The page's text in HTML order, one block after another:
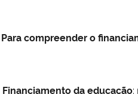
Para compreender o
Financiamento da educação